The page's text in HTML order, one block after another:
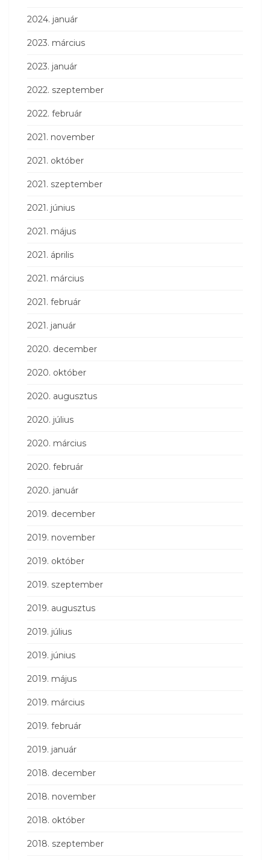
2024. január
2023. március
2023. január
2022. szeptember
2022. február
2021. november
2021. október
2021. szeptember
2021. június
2021. május
2021. április
2021. március
2021. február
2021. január
2020. december
2020. október
2020. augusztus
2020. július
2020. március
2020. február
2020. január
2019. december
2019. november
2019. október
2019. szeptember
2019. augusztus
2019. július
2019. június
2019. május
2019. március
2019. február
2019. január
2018. december
2018. november
2018. október
2018. szeptember